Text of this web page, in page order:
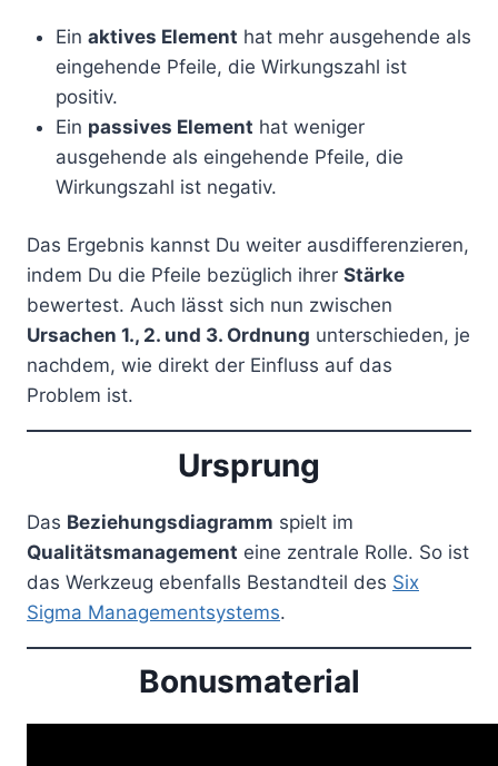
Ein aktives Element hat mehr ausgehende als
eingehende Pfeile, die Wirkungszahl ist
positiv.
Ein passives Element hat weniger
ausgehende als eingehende Pfeile, die
Wirkungszahl ist negativ.
Das Ergebnis kannst Du weiter ausdifferenzieren,
indem Du die Pfeile bezüglich ihrer Stärke
bewertest. Auch lässt sich nun zwischen
Ursachen 1., 2. und 3. Ordnung unterschieden, je
nachdem, wie direkt der Einfluss auf das
Problem ist.
Ursprung
Das Beziehungsdiagramm spielt im
Qualitätsmanagement eine zentrale Rolle. So ist
das Werkzeug ebenfalls Bestandteil des Six
Sigma Managementsystems.
Bonusmaterial